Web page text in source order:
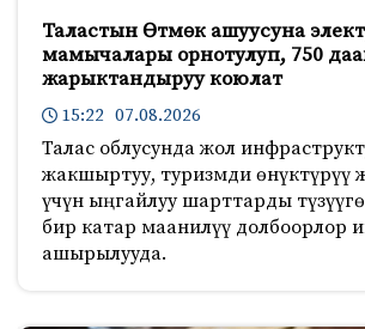
Таластын Өтмөк ашуусуна
мамычалары орнотулуп, 750
жарыктандыруу коюлат
15:22 07.08.2026
Талас облусунда жол
жакшыртуу, туризмди өнүктүрүү
үчүн ыңгайлуу шарттарды
бир катар маанилүү долбоорлор
ашырылууда.